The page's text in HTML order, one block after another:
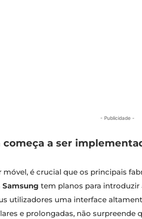
- Publicidade -
a ser
é crucial que os principais
Samsung tem planos para introduzir
utilizadores uma interface
e prolongadas, não